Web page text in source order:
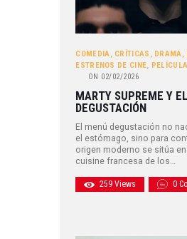
COMEDIA, CRÍTICAS , DRAMA,
ESTRENOS DE CINE,
ON 02/02/2026
MARTY SUPREME Y
DEGUSTACIÓN
El menú degustación no
el estómago, sino para
origen moderno se sitúa
cuisine francesa de los…
259 Views 0